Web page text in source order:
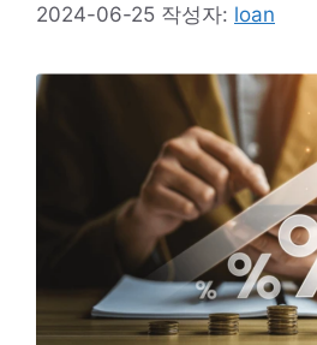
2024-06-25 작성자: loan